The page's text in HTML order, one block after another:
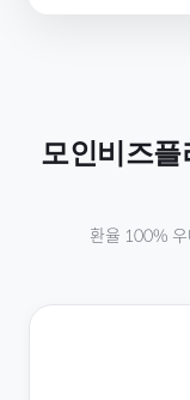
모인비즈플
환율 100%